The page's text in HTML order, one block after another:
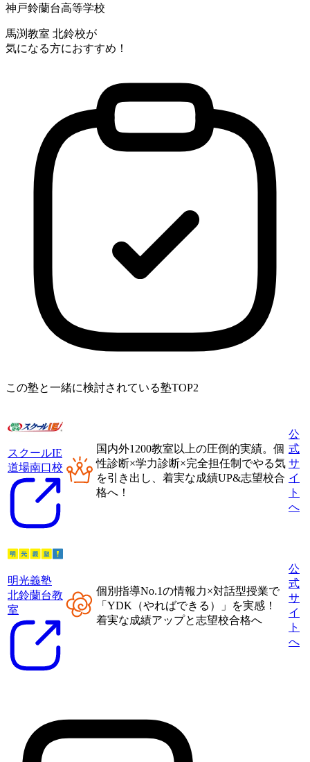
神戸鈴蘭台高等学校
馬渕教室 北鈴校が
気になる方におすすめ！
この塾と一緒に検討されている塾TOP2
スクールIE
道場南口校
国内外1200教室以上の圧倒的実績。 個
性診断×学力診断×完全担任制 でやる気
を引き出し、着実な成績UP&志望校合
格へ！
公
式
サ
イ
ト
へ
明光義塾
北鈴蘭台教
室
個別指導No.1の情報力×対話型授業で
「 YDK（やればできる）
」を実感！
着実な成績アップと志望校合格へ
公
式
サ
イ
ト
へ